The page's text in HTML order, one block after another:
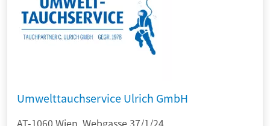
Umwelttauchservice Ulrich GmbH
AT-1060 Wien, Webgasse 37/1/24